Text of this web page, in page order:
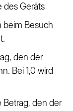
des Geräts
beim Besuch
den der
Bei 1,0 wird
Betrag, den der